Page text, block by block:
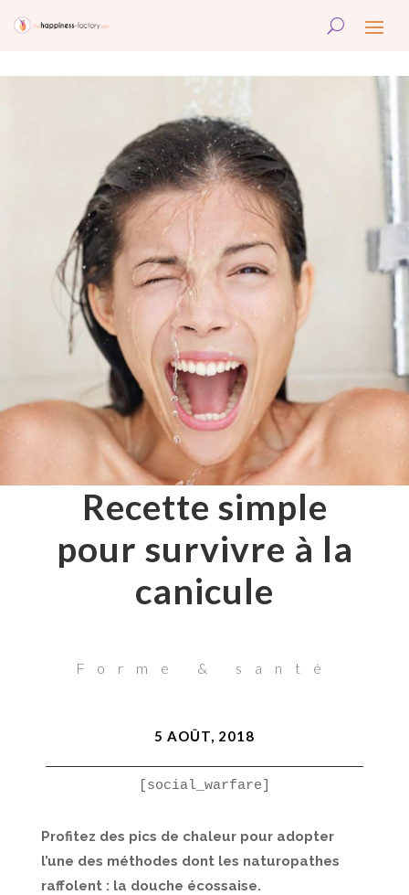
Recette simple
pour survivre à la
canicule
Forme & santé
5 AOÛT, 2018
[social_warfare]
Profitez des pics de chaleur pour adopter
l’une des méthodes dont les naturopathes
raffolent : la douche écossaise.